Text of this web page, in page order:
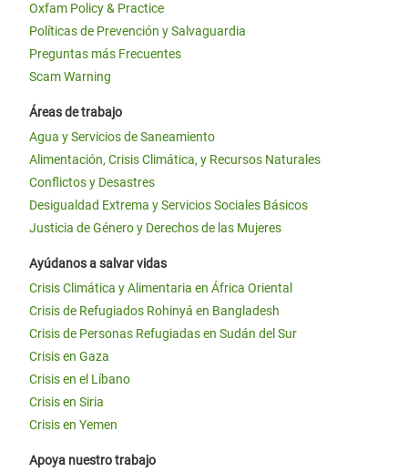
Oxfam Policy & Practice
Políticas de Prevención y Salvaguardia
Preguntas más Frecuentes
Scam Warning
Áreas de trabajo
Agua y Servicios de Saneamiento
Alimentación, Crisis Climática, y Recursos Naturales
Conflictos y Desastres
Desigualdad Extrema y Servicios Sociales Básicos
Justicia de Género y Derechos de las Mujeres
Ayúdanos a salvar vidas
Crisis Climática y Alimentaria en África Oriental
Crisis de Refugiados Rohinyá en Bangladesh
Crisis de Personas Refugiadas en Sudán del Sur
Crisis en Gaza
Crisis en el Líbano
Crisis en Siria
Crisis en Yemen
Apoya nuestro trabajo